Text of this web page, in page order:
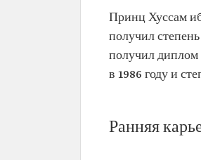
Место рождения
Дата назначения
Принц Хуссам
получил
получил диплом
в 1986 году и
Ранняя